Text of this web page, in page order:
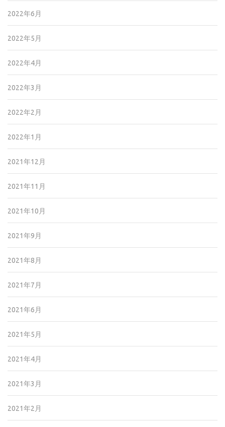
2022年6月
2022年5月
2022年4月
2022年3月
2022年2月
2022年1月
2021年12月
2021年11月
2021年10月
2021年9月
2021年8月
2021年7月
2021年6月
2021年5月
2021年4月
2021年3月
2021年2月